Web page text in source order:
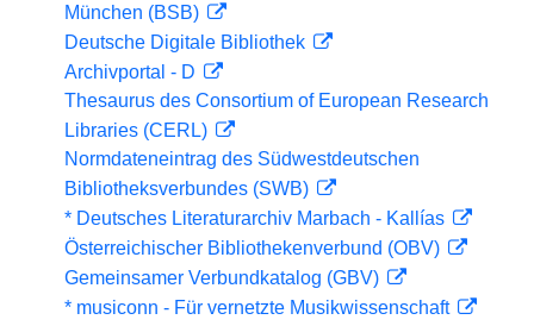
München (BSB)
Deutsche Digitale Bibliothek
Archivportal - D
Thesaurus des Consortium of European Research
Libraries (CERL)
Normdateneintrag des Südwestdeutschen
Bibliotheksverbundes (SWB)
* Deutsches Literaturarchiv Marbach - Kallías
Österreichischer Bibliothekenverbund (OBV)
Gemeinsamer Verbundkatalog (GBV)
* musiconn - Für vernetzte Musikwissenschaft